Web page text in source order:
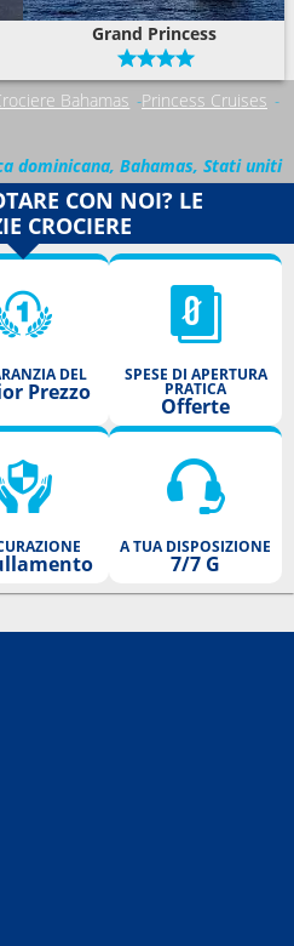
Grand Princess
Bahamas Princess Cruises
dominicana, Bahamas, Stati uniti
CON NOI? LE
CROCIERE
DEL
Prezzo
SPESE DI APERTURA
PRATICA
Offerte
A TUA DISPOSIZIONE
7/7 G